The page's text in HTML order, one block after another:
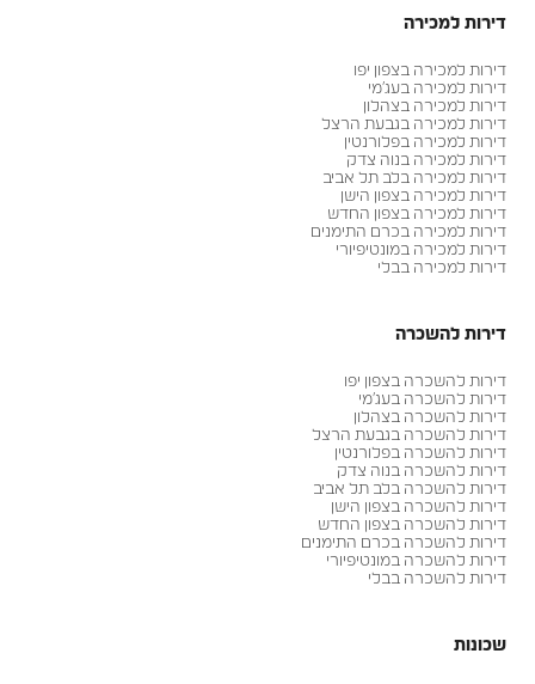
דירות למכירה
דירות למכירה בצפון יפו
דירות למכירה בעג׳מי
דירות למכירה בצהלון
דירות למכירה בגבעת הרצל
דירות למכירה בפלורנטין
דירות למכירה בנוה צדק
דירות למכירה בלב תל אביב
דירות למכירה בצפון הישן
דירות למכירה בצפון החדש
דירות למכירה בכרם התימנים
דירות למכירה במונטיפיורי
דירות למכירה בבלי
דירות להשכרה
דירות להשכרה בצפון יפו
דירות להשכרה בעג׳מי
דירות להשכרה בצהלון
דירות להשכרה בגבעת הרצל
דירות להשכרה בפלורנטין
דירות להשכרה בנוה צדק
דירות להשכרה בלב תל אביב
דירות להשכרה בצפון הישן
דירות להשכרה בצפון החדש
דירות להשכרה בכרם התימנים
דירות להשכרה במונטיפיורי
דירות להשכרה בבלי
שכונות